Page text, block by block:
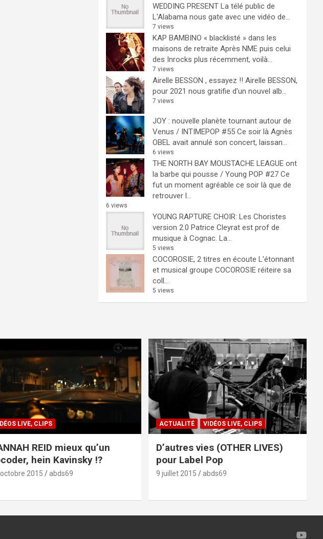
WEDDING PRESENT La télé public de
L'Alabama nous gate avec une vidéo de...
7 views
KAP BAMBINO « blacklisté » dans les
maisons de retraite Après NME puis celui
des Inrocks plus récemment, voilà...
7 views
Airelle BESSON , essayez !! Airelle BESSON,
pour 2021 nous gratifie d'un nouvel alb...
7 views
JOY : nouvelle planète tournant autour de
Venus / INTIMEPOP #55 Ce soir là Agnès
OBEL avait annulé son concert, laissan...
6 views
THE NORTH BAY MOUSTACHE LEAGUE ont
la barbe qui pousse / Young POP #27 Ce
fut un moment agréable ce soir là que de
retrouver l...
6 views
YOUNG RAPTURE CHOIR: Les Choristes
version 2.0 Patrice Cleyrat est prof de
musique à Cognac. La...
5 views
COCOROSIE, 2 titres en écoute L'étonnant
et musical groupe COCOROSIE réiteire sa
coll...
5 views
LIVE, CLIPS
REID mieux qu’un
hein Kavinsky !?
2015 abds69
ACTUALITÉ VIDÉOS LIVE, CLIPS
D’autres vies (OTHER LIVES)
pour Label Pop
9 juillet 2015 abds69